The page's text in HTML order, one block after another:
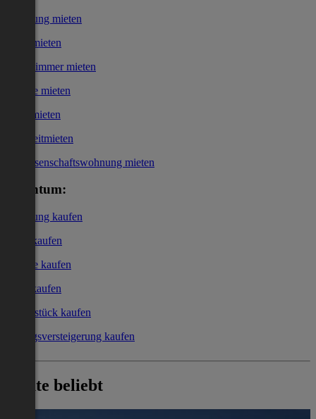
Wohnung mieten
Haus mieten
WG-Zimmer mieten
Garage mieten
Büro mieten
Kurzzeitmieten
Genossenschaftswohnung mieten
Eigentum:
Wohnung kaufen
Haus kaufen
Garage kaufen
Büro kaufen
Grundstück kaufen
Zwangsversteigerung kaufen
Heute beliebt